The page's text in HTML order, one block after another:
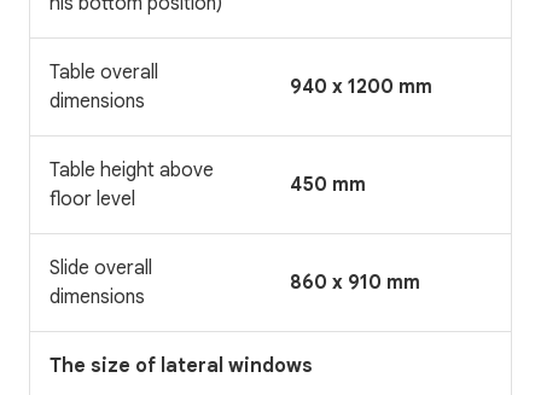
Table overall
dimensions
940 x 1200 mm
Table height above
floor level
450 mm
Slide overall
dimensions
860 x 910 mm
The size of lateral windows